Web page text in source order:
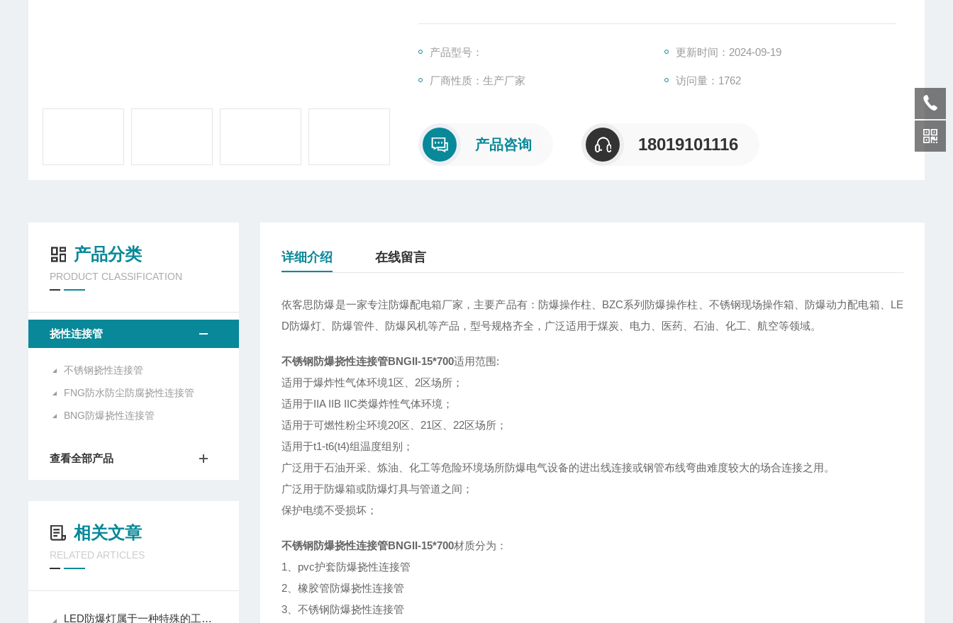
产品型号： 更新时间：2024-09-19
厂商性质：生产厂家 访问量：1762
产品咨询 18019101116
产品分类
PRODUCT CLASSIFICATION
挠性连接管
不锈钢挠性连接管
FNG防水防尘防腐挠性连接管
BNG防爆挠性连接管
查看全部产品
相关文章
RELATED ARTICLES
LED防爆灯属于一种特殊的工业与电气设备
详细介绍 在线留言
依客思防爆是一家专注防爆配电箱厂家，主要产品有：防爆操作柱、 BZC系列防爆操作柱、不锈钢现场操作箱、防爆动力配电箱、LE
D防爆灯、防爆管件、防爆风机等产品，型号规格齐全，广泛适用于煤炭、电力、医药、石油、化工、航空等领域。
不锈钢防爆挠性连接管BNGII-15*700适用范围:
适用于爆炸性气体环境1区、2区场所；
适用于IIA IIB IIC类爆炸性气体环境；
适用于可燃性粉尘环境20区、21区、22区场所；
适用于t1-t6(t4)组温度组别；
广泛用于石油开采、炼油、化工等危险环境场所防爆电气设备的进出线连接或钢管布线弯曲难度较大的场合连接之用。
广泛用于防爆箱或防爆灯具与管道之间；
保护电缆不受损坏；
不锈钢防爆挠性连接管BNGII-15*700材质分为：
1、pvc护套防爆挠性连接管
2、橡胶管防爆挠性连接管
3、不锈钢防爆挠性连接管